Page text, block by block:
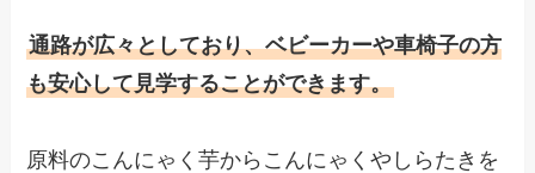
通路が広々としており、ベビーカーや車椅子の方
も安心して見学することができます。
原料のこんにゃく芋からこんにゃくやしらたきを